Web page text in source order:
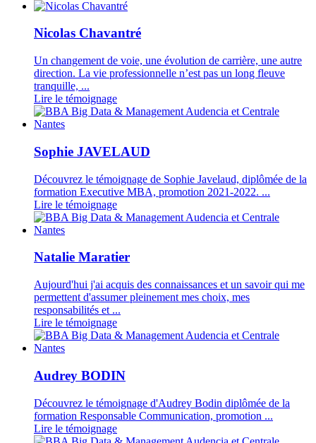
Nicolas Chavantré
Un changement de voie, une évolution de carrière, une autre
direction. La vie professionnelle n’est pas un long fleuve
tranquille, ...
Lire le témoignage
Sophie JAVELAUD
Découvrez le témoignage de Sophie Javelaud, diplômée de la
formation Executive MBA, promotion 2021-2022. ...
Lire le témoignage
Natalie Maratier
Aujourd'hui j'ai acquis des connaissances et un savoir qui me
permettent d'assumer pleinement mes choix, mes
responsabilités et ...
Lire le témoignage
Audrey BODIN
Découvrez le témoignage d'Audrey Bodin diplômée de la
formation Responsable Communication, promotion ...
Lire le témoignage